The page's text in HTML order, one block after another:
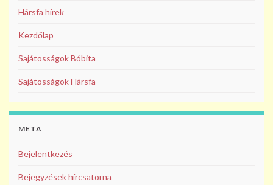
Hársfa hírek
Kezdőlap
Sajátosságok Bóbita
Sajátosságok Hársfa
META
Bejelentkezés
Bejegyzések hírcsatorna